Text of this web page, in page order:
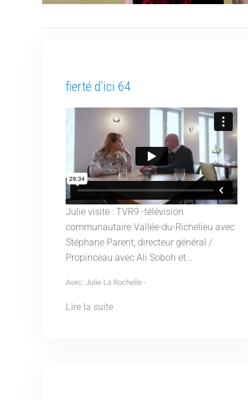
fierté d'ici 64
Julie visite : TVR9 -télévision
communautaire Vallée-du-Richelieu avec
Stéphane Parent, directeur général /
Propinceau avec Ali Soboh et...
Avec: Julie La Rochelle -
Lire la suite